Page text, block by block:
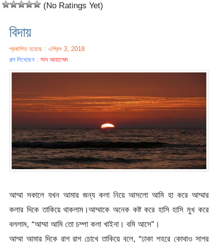
(No Ratings Yet)
বিদায়
প্রকাশিত হয়েছে : এপ্রিল 3, 2018
গল্প লিখেছেন :সাদ আহাম্মেদ
আম্মা সকালে যখন আমার জন্য কলা নিয়ে আসলো আমি হা করে আম্মার
কলার দিকে তাকিয়ে থাকলাম।আম্মাকে অনেক কষ্ট করে হাসি হাসি মুখ করে
বললাম, “আম্মা আমি তো চম্পা কলা খাইনা। বমি আসে”।
আম্মা আমার দিকে রাগ রাগ চোখে তাকিয়ে বলে, “ঢাকা শহরে কোথাও সাগর